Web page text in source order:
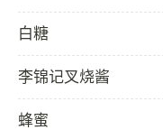
白糖
李锦记叉烧酱
蜂蜜